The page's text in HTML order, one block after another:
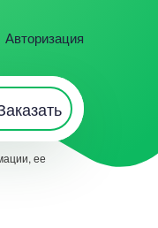
Авторизация
ее